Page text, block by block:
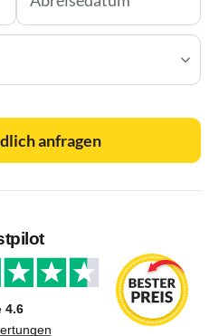
anfragen